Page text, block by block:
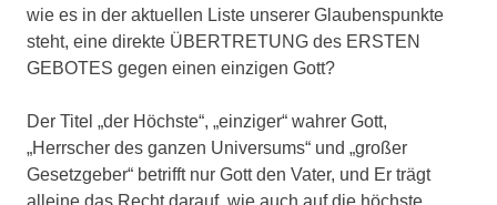
wie es in der aktuellen Liste unserer Glaubenspunkte
steht, eine direkte ÜBERTRETUNG des ERSTEN
GEBOTES gegen einen einzigen Gott?
Der Titel „der Höchste“, „einziger“ wahrer Gott,
„Herrscher des ganzen Universums“ und „großer
Gesetzgeber“ betrifft nur Gott den Vater, und Er trägt